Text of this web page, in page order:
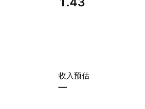
收入预估
—